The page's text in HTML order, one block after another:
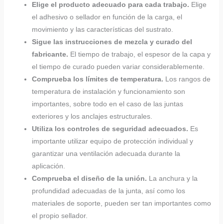
Elige el producto adecuado para cada trabajo. Elige
el adhesivo o sellador en función de la carga, el
movimiento y las características del sustrato.
Sigue las instrucciones de mezcla y curado del
fabricante. El tiempo de trabajo, el espesor de la capa y
el tiempo de curado pueden variar considerablemente.
Comprueba los límites de temperatura. Los rangos de
temperatura de instalación y funcionamiento son
importantes, sobre todo en el caso de las juntas
exteriores y los anclajes estructurales.
Utiliza los controles de seguridad adecuados. Es
importante utilizar equipo de protección individual y
garantizar una ventilación adecuada durante la
aplicación.
Comprueba el diseño de la unión. La anchura y la
profundidad adecuadas de la junta, así como los
materiales de soporte, pueden ser tan importantes como
el propio sellador.